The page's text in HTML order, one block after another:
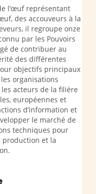
l’œuf représentant
des accouveurs à la
il regroupe onze
par les Pouvoirs
de contribuer au
des différentes
objectifs principaux
organisations
acteurs de la filière
européennes et
d’information et
le marché de
techniques pour
production et la